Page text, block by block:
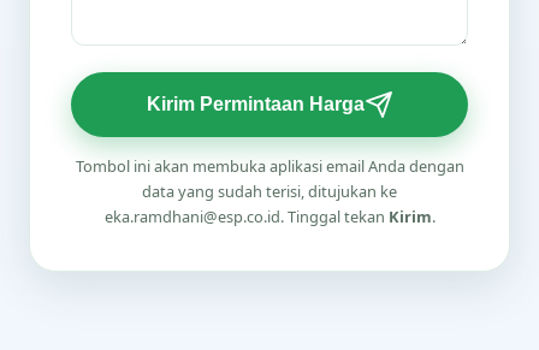
Kirim Permintaan Harga
Tombol ini akan membuka aplikasi email Anda dengan
data yang sudah terisi, ditujukan ke
eka.ramdhani@esp.co.id. Tinggal tekan Kirim.